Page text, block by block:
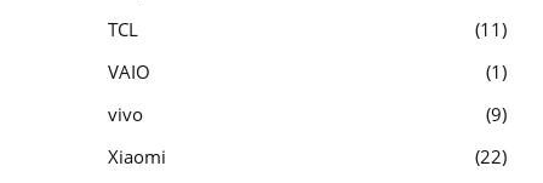
TCL
11
VAIO
1
vivo
9
Xiaomi
22